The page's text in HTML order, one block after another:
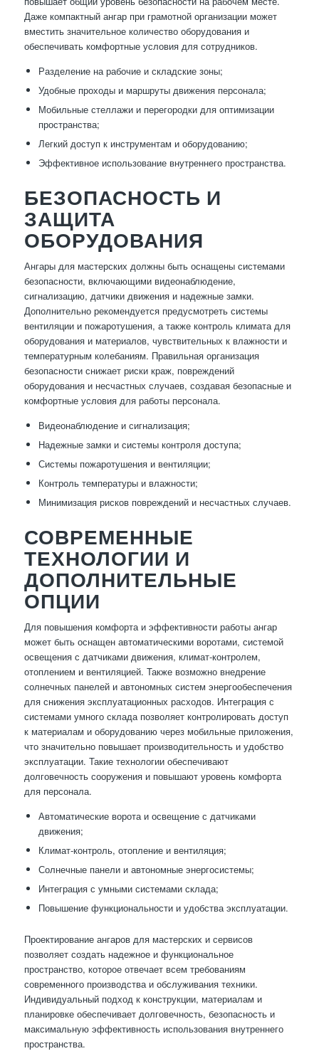
Даже компактный ангар при грамотной организации может
вместить значительное количество оборудования и
обеспечивать комфортные условия для сотрудников.
Разделение на рабочие и складские зоны;
Удобные проходы и маршруты движения персонала;
Мобильные стеллажи и перегородки для оптимизации
пространства;
Легкий доступ к инструментам и оборудованию;
Эффективное использование внутреннего пространства.
БЕЗОПАСНОСТЬ И
ЗАЩИТА
ОБОРУДОВАНИЯ
Ангары для мастерских должны быть оснащены системами
безопасности, включающими видеонаблюдение,
сигнализацию, датчики движения и надежные замки.
Дополнительно рекомендуется предусмотреть системы
вентиляции и пожаротушения, а также контроль климата для
оборудования и материалов, чувствительных к влажности и
температурным колебаниям. Правильная организация
безопасности снижает риски краж, повреждений
оборудования и несчастных случаев, создавая безопасные и
комфортные условия для работы персонала.
Видеонаблюдение и сигнализация;
Надежные замки и системы контроля доступа;
Системы пожаротушения и вентиляции;
Контроль температуры и влажности;
Минимизация рисков повреждений и несчастных случаев.
СОВРЕМЕННЫЕ
ТЕХНОЛОГИИ И
ДОПОЛНИТЕЛЬНЫЕ
ОПЦИИ
Для повышения комфорта и эффективности работы ангар
может быть оснащен автоматическими воротами, системой
освещения с датчиками движения, климат-контролем,
отоплением и вентиляцией. Также возможно внедрение
солнечных панелей и автономных систем энергообеспечения
для снижения эксплуатационных расходов. Интеграция с
системами умного склада позволяет контролировать доступ
к материалам и оборудованию через мобильные приложения,
что значительно повышает производительность и удобство
эксплуатации. Такие технологии обеспечивают
долговечность сооружения и повышают уровень комфорта
для персонала.
Автоматические ворота и освещение с датчиками
движения;
Климат-контроль, отопление и вентиляция;
Солнечные панели и автономные энергосистемы;
Интеграция с умными системами склада;
Повышение функциональности и удобства эксплуатации.
Проектирование ангаров для мастерских и сервисов
позволяет создать надежное и функциональное
пространство, которое отвечает всем требованиям
современного производства и обслуживания техники.
Индивидуальный подход к конструкции, материалам и
планировке обеспечивает долговечность, безопасность и
максимальную эффективность использования внутреннего
пространства.